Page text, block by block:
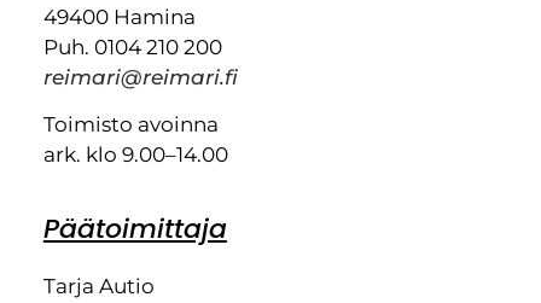
49400 Hamina
Puh. 0104 210 200
reimari@reimari.fi
Toimisto avoinna
ark. klo 9.00–14.00
Päätoimittaja
Tarja Autio